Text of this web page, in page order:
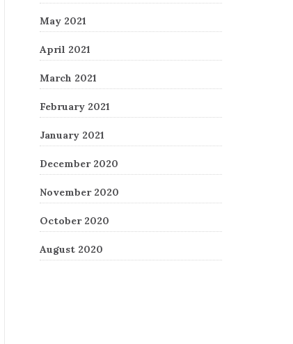
May 2021
April 2021
March 2021
February 2021
January 2021
December 2020
November 2020
October 2020
August 2020